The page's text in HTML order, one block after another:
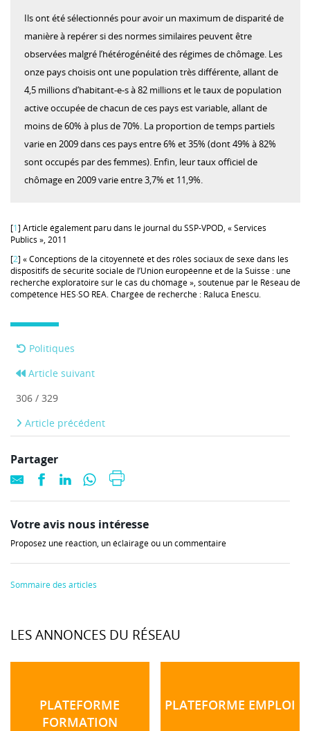
Ils ont été sélectionnés pour avoir un maximum de disparité de
manière à repérer si des normes similaires peuvent être
observées malgré l’hétérogénéité des régimes de chômage. Les
onze pays choisis ont une population très différente, allant de
4,5 millions d’habitant-e-s à 82 millions et le taux de population
active occupée de chacun de ces pays est variable, allant de
moins de 60% à plus de 70%. La proportion de temps partiels
varie en 2009 dans ces pays entre 6% et 35% (dont 49% à 82%
sont occupés par des femmes). Enfin, leur taux officiel de
chômage en 2009 varie entre 3,7% et 11,9%.
[1] Article également paru dans le journal du SSP-VPOD, « Services
Publics », 2011
[2] « Conceptions de la citoyenneté et des rôles sociaux de sexe dans les
dispositifs de sécurité sociale de l’Union européenne et de la Suisse : une
recherche exploratoire sur le cas du chômage », soutenue par le Réseau de
compétence HES·SO REA. Chargée de recherche : Raluca Enescu.
Politiques
Article suivant
306 / 329
Article précédent
Partager
Votre avis nous intéresse
Proposez une réaction, un éclairage ou un commentaire
Sommaire des articles
LES ANNONCES DU RÉSEAU
PLATEFORME
FORMATION
PLATEFORME EMPLOI